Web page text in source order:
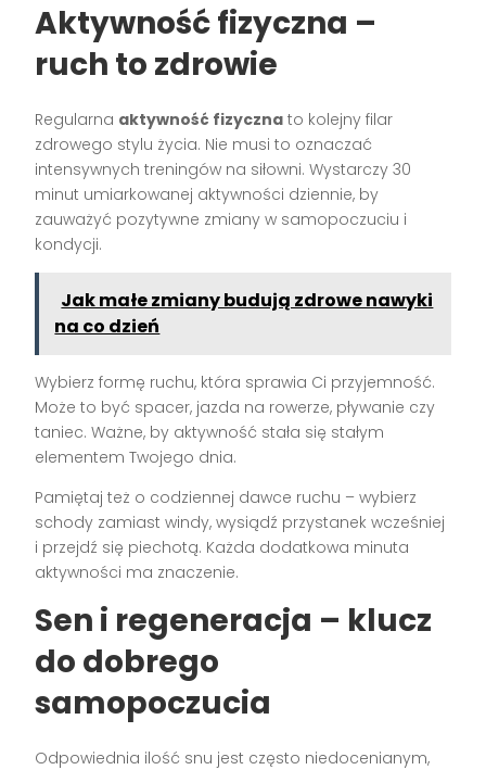
Aktywność fizyczna –
ruch to zdrowie
Regularna aktywność fizyczna to kolejny filar
zdrowego stylu życia. Nie musi to oznaczać
intensywnych treningów na siłowni. Wystarczy 30
minut umiarkowanej aktywności dziennie, by
zauważyć pozytywne zmiany w samopoczuciu i
kondycji.
Jak małe zmiany budują zdrowe nawyki
na co dzień
Wybierz formę ruchu, która sprawia Ci przyjemność.
Może to być spacer, jazda na rowerze, pływanie czy
taniec. Ważne, by aktywność stała się stałym
elementem Twojego dnia.
Pamiętaj też o codziennej dawce ruchu – wybierz
schody zamiast windy, wysiądź przystanek wcześniej
i przejdź się piechotą. Każda dodatkowa minuta
aktywności ma znaczenie.
Sen i regeneracja – klucz
do dobrego
samopoczucia
Odpowiednia ilość snu jest często niedocenianym,